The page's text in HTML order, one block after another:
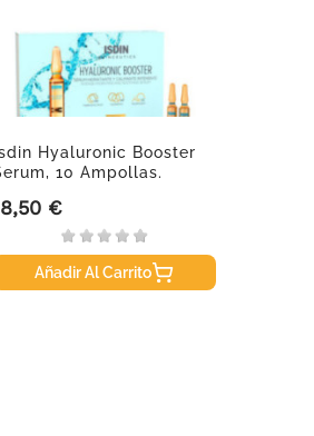
Hyaluronic Booster
10 Ampollas.
€
Añadir Al Carrito